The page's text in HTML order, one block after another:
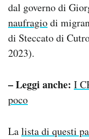
dal governo di
naufragiodi
di Steccato di
2023).
– Leggi anche: I
poco
Lalista di questi